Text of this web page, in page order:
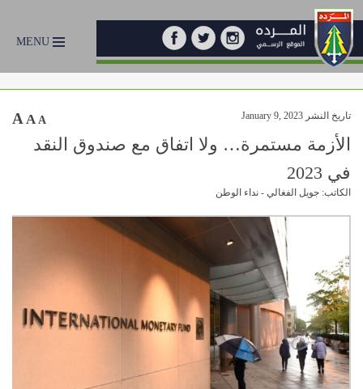
MENU
تاريخ النشر January 9, 2023 A A A
الأزمة مستمرة… ولا اتفاق مع صندوق النقد
في 2023
الكاتب: جويل الفغالي - نداء الوطن